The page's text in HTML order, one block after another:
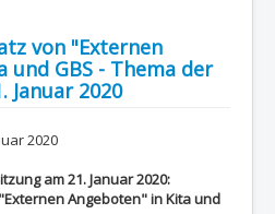
von "Externen
und GBS - Thema der
Januar 2020
2020
am 21. Januar 2020:
Angeboten" in Kita und